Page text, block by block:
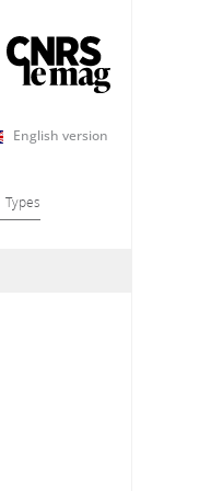
English version
Types